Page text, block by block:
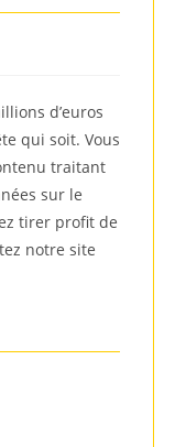
d’euros
qui soit. Vous
traitant
sur le
tirer profit de
notre site